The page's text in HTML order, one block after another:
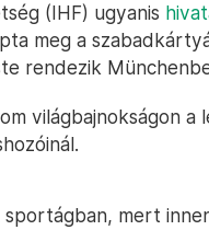
(IHF) ugyanis
meg a
rendezik
világbajnokságon a
mert